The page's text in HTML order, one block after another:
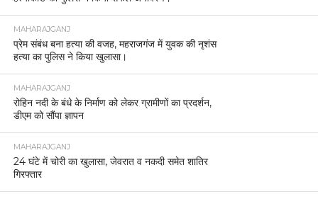
MAHARAJGANJ
प्रेम संबंध बना हत्या की वजह, महराजगंज में युवक की नृशंस
हत्या का पुलिस ने किया खुलासा।
MAHARAJGANJ
रोहिन नदी के बंधे के निर्माण को लेकर ग्रामीणों का प्रदर्शन,
डीएम को सौंपा ज्ञापन
MAHARAJGANJ
24 घंटे में चोरी का खुलासा, जेवरात व नकदी समेत शातिर
गिरफ्तार